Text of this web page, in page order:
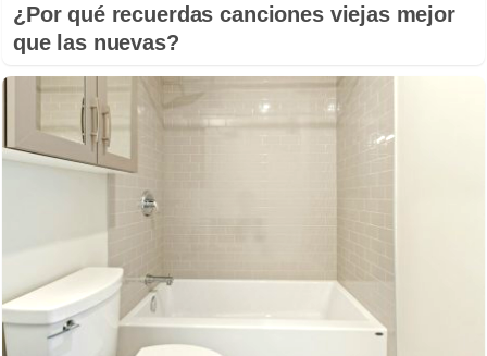
¿Por qué recuerdas canciones viejas mejor
que las nuevas?